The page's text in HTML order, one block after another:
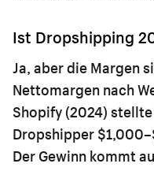
Ist Dropshipping
Ja, aber die Margen
Nettomargen nach
Shopify (2024)
Dropshipper
Der Gewinn kommt